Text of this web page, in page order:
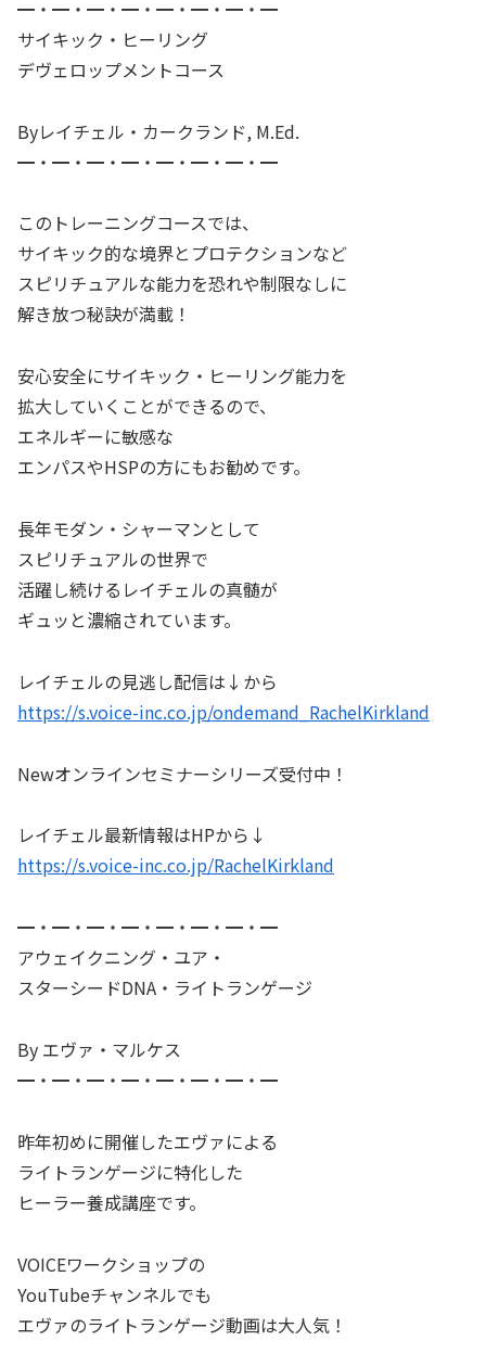
━・━・━・━・━・━・━・━
サイキック・ヒーリング
デヴェロップメントコース
Byレイチェル・カークランド, M.Ed.
━・━・━・━・━・━・━・━
このトレーニングコースでは、
サイキック的な境界とプロテクションなど
スピリチュアルな能力を恐れや制限なしに
解き放つ秘訣が満載！
安心安全にサイキック・ヒーリング能力を
拡大していくことができるので、
エネルギーに敏感な
エンパスやHSPの方にもお勧めです。
長年モダン・シャーマンとして
スピリチュアルの世界で
活躍し続けるレイチェルの真髄が
ギュッと濃縮されています。
レイチェルの見逃し配信は↓から
https://s.voice-inc.co.jp/ondemand_RachelKirkland
Newオンラインセミナーシリーズ受付中！
レイチェル最新情報はHPから↓
https://s.voice-inc.co.jp/RachelKirkland
━・━・━・━・━・━・━・━
アウェイクニング・ユア・
スターシードDNA・ライトランゲージ
By エヴァ・マルケス
━・━・━・━・━・━・━・━
昨年初めに開催したエヴァによる
ライトランゲージに特化した
ヒーラー養成講座です。
VOICEワークショップの
YouTubeチャンネルでも
エヴァのライトランゲージ動画は大人気！